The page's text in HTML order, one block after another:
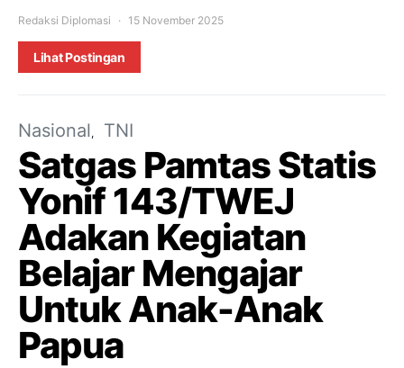
Redaksi Diplomasi 15 November 2025
Lihat Postingan
Nasional TNI
Satgas Pamtas Statis
Yonif 143/TWEJ
Adakan Kegiatan
Belajar Mengajar
Untuk Anak-Anak
Papua